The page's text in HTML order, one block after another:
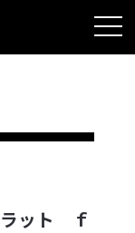
ット ｆ